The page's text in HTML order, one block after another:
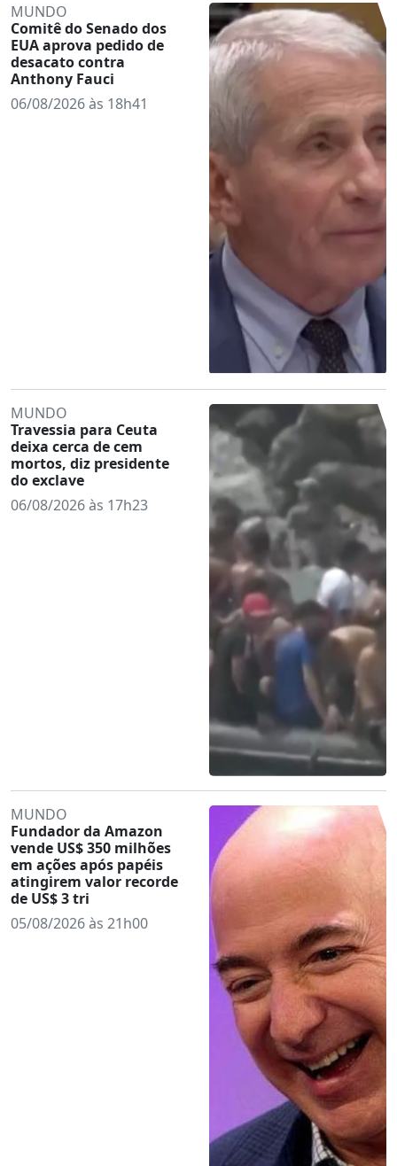
MUNDO
Comitê do Senado dos
EUA aprova pedido de
desacato contra
Anthony Fauci
06/08/2026 às 18h41
MUNDO
Travessia para Ceuta
deixa cerca de cem
mortos, diz presidente
do exclave
06/08/2026 às 17h23
MUNDO
Fundador da Amazon
vende US$ 350 milhões
em ações após papéis
atingirem valor recorde
de US$ 3 tri
05/08/2026 às 21h00